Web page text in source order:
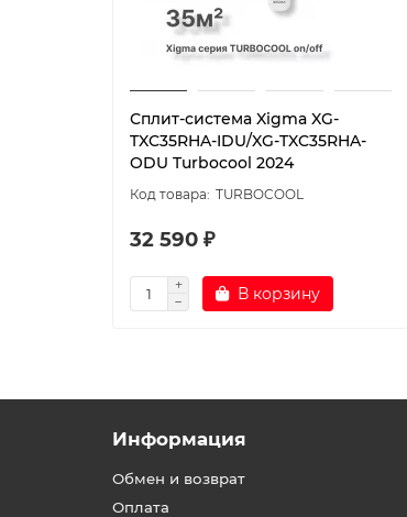
Сплит-система Xigma XG-
TXC35RHA-IDU/XG-TXC35RHA-
ODU Turbocool 2024
TURBOCOOL
32 590 ₽
В корзину
Информация
Обмен и возврат
Оплата